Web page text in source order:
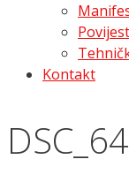
Povijest
Kontakt